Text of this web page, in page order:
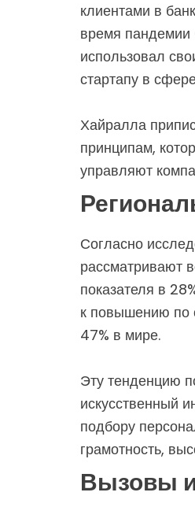
клиентами в
время пандемии
использовал
стартапу в
Хайралла
принципам,
управляют
Согласно
рассматривают
показателя в
к повышению по
47% в мире.
Эту тенденцию
искусственный
подбору
грамотность,
Вызовы